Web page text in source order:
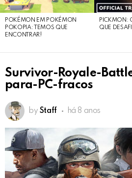
POKÉMON EM POKÉMON
POKOPIA: TEMOS QUE
ENCONTRAR!
PICKMON:
QUE
Survivor-Royale-
para-PC-fracos
by Staff há 8 anos